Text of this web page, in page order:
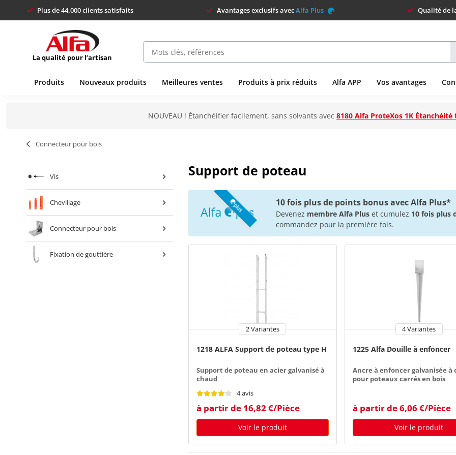
Plus de 44.000 clients satisfaits Avantages exclusifs avecAlfa Plus Qualité de
La qualité pour l’artisan
Produits Nouveaux produits Meilleures ventes Produits à prix réduits Alfa APP Vos avantages
NOUVEAU ! Étanchéifier facilement, sans solvants avec 8180 Alfa ProteXos 1K
Connecteur pour bois
Vis
Chevillage
Connecteur pour bois
Fixation de gouttière
Support de poteau
10 fois plus de points bonus avec Alfa Plus*
Devenez membre Alfa Plus et cumulez 10 fois plus
commandez pour la première fois.
2 Variantes
1218 ALFA Support de poteau type H
Support de poteau en acier galvanisé à
chaud
4 avis
à partir de 16,82 €/Pièce
Voir le produit
4 Variantes
1225 Alfa Douille à enfoncer
Ancre à enfoncer galvanisée à
pour poteaux carrés en bois
à partir de 6,06 €/Pièce
Voir le produit